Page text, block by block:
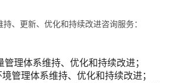
、更新、优化和持续改进咨询服务：
管理体系维持、优化和持续改进；
管理体系维持、优化和持续改进；